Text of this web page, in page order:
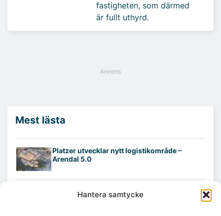
Hantera samtycke
fastigheten, som därmed
är fullt uthyrd.
Mest lästa
Platzer utvecklar nytt logistikområde –
Arendal 5.0
Ny hyresgäst till projektet HK Gamlestaden